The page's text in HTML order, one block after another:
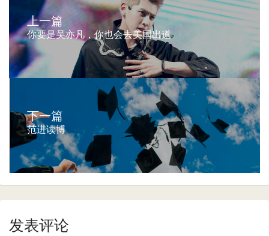
上一篇
你要是吴亦凡，你也会去美国出道
下一篇
范进读博
发表评论